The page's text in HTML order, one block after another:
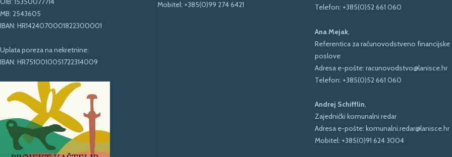
MB: 2543605
IBAN: HR1424070001822300001
Uplata poreza na nekretnine:
IBAN: HR7510010051722314009
Mobitel: +385(0)99 274 6421
Telefon: +385(0)52 661 060
Ana Mejak,
Referentica za računovodstveno financijske
poslove
Adresa e-pošte: racunovodstvo@lanisce.hr
Telefon: +385(0)52 661 060
Andrej Schifflin,
Zajednički komunalni redar
Adresa e-pošte: komunalni.redar@lanisce.hr
Mobitel: +385(0)91 624 3004